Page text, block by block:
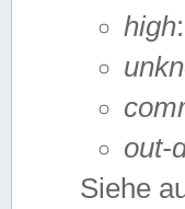
high
out-
Siehe